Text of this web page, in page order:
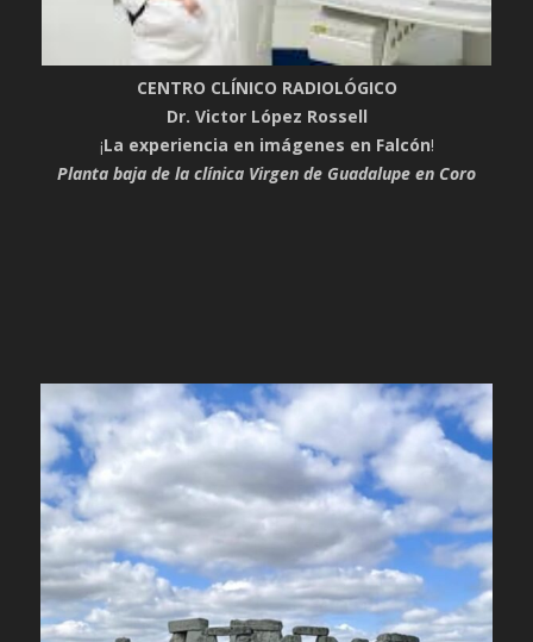
CENTRO CLÍNICO RADIOLÓGICO
Dr. Victor López Rossell
¡La experiencia en imágenes en Falcón!
Planta baja de la clínica Virgen de Guadalupe en Coro